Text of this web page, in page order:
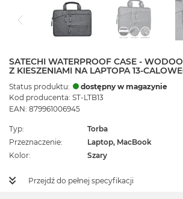
SATECHI WATERPROOF CASE -
Z KIESZENIAMI NA LAPTOPA 13-
Status produktu:
dostępny w magazynie
Kod producenta: ST-LTB13
EAN: 879961006945
Typ
Torba
Przeznaczenie
Laptop, MacBook
Kolor
Szary
Przejdź do pełnej specyfikacji